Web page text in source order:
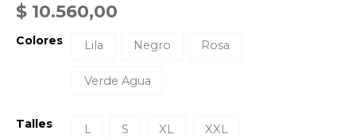
$ 10.560,00
Colores Lila Negro Rosa
Verde Agua
Talles L S XL XXL